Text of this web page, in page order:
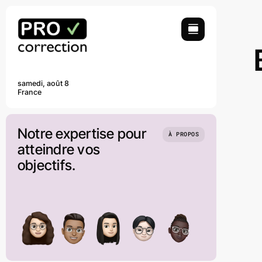
contenu
samedi, août 8
France
Notre expertise pour
atteindre vos
objectifs.
À PROPOS